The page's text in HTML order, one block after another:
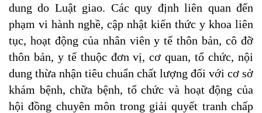
dung do Luật giao. Các quy định liên quan đến
phạm vi hành nghề, cập nhật kiến thức y khoa liên
tục, hoạt động của nhân viên y tế thôn bản, cô đỡ
thôn bản, y tế thuộc đơn vị, cơ quan, tổ chức, nội
dung thừa nhận tiêu chuẩn chất lượng đối với cơ sở
khám bệnh, chữa bệnh, tổ chức và hoạt động của
hội đồng chuyên môn trong giải quyết tranh chấp